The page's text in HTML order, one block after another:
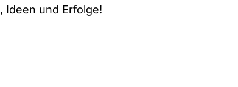
Ideen und Erfolge!